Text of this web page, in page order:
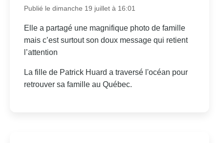
Publié le dimanche 19 juillet à 16:01
Elle a partagé une magnifique photo de famille
mais c’est surtout son doux message qui retient
l’attention
La fille de Patrick Huard a traversé l'océan pour
retrouver sa famille au Québec.